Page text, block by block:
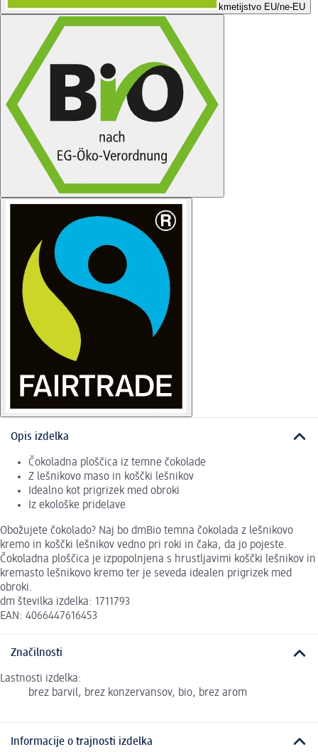
kmetijstvo EU/ne-EU
Opis izdelka
Čokoladna ploščica iz temne čokolade
Z lešnikovo maso in koščki lešnikov
Idealno kot prigrizek med obroki
Iz ekološke pridelave
Obožujete čokolado? Naj bo dmBio temna čokolada z lešnikovo
kremo in koščki lešnikov vedno pri roki in čaka, da jo pojeste.
Čokoladna ploščica je izpopolnjena s hrustljavimi koščki lešnikov in
kremasto lešnikovo kremo ter je seveda idealen prigrizek med
obroki.
dm številka izdelka: 1711793
EAN: 4066447616453
Značilnosti
Lastnosti izdelka:
brez barvil, brez konzervansov, bio, brez arom
Informacije o trajnosti izdelka